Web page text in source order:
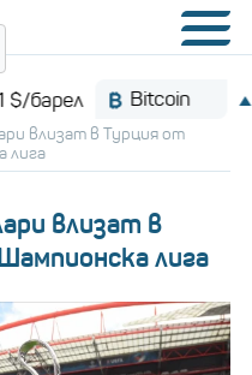
Bitcoin
влизат в Турция от
лига
влизат в
лига